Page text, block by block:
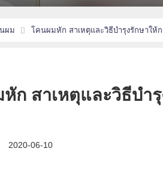
ผม โคนผมหัก สาเหตุและวิธีบำรุงรักษาให้
ก สาเหตุและวิธีบำ
2020-06-10